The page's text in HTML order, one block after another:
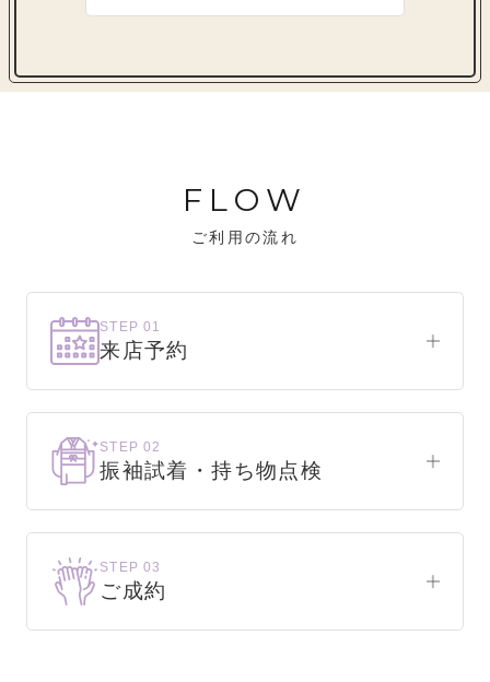
FLOW
ご利用の流れ
STEP 01
来店予約
まずはお気軽にご来店ください。
STEP 02
振袖試着・持ち物点検
お気に入りの振袖が見つかるまで、何着でも
試着できます。
STEP 03
ご成約